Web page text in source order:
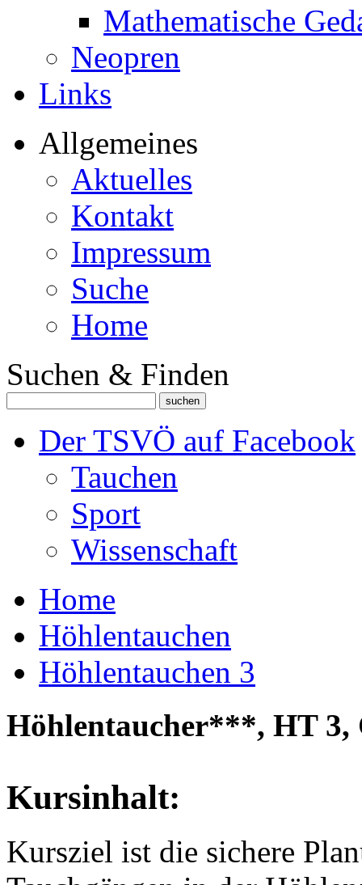
Mathematische
Neopren
Links
Allgemeines
Aktuelles
Kontakt
Impressum
Suche
Home
Suchen & Finden
Der TSVÖ auf Facebook
Tauchen
Sport
Wissenschaft
Home
Höhlentauchen
Höhlentauchen 3
Höhlentaucher***, HT 3,
Kursinhalt:
Kursziel ist die sichere